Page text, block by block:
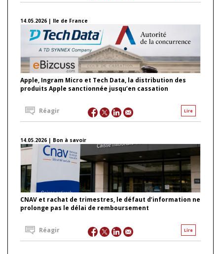
14.05.2026 | Ile de France
Apple, Ingram Micro et Tech Data, la distribution des
produits Apple sanctionnée jusqu’en cassation
Lire
Réagir
14.05.2026 | Bon à savoir
CNAV et rachat de trimestres, le défaut d’information ne
prolonge pas le délai de remboursement
Lire
Réagir